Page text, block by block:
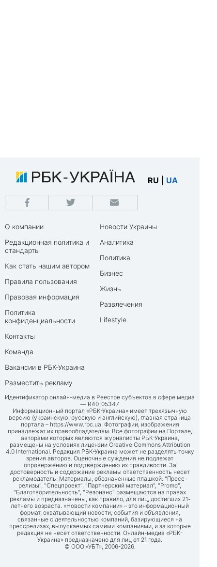
RU UA
О компании
Редакционная политика и
стандарты
Как стать нашим автором
Правила пользования
Правовая информация
Политика
конфиденциальности
Контакты
Команда
Вакансии в РБК-Украина
Разместить рекламу
Новости Украины
Аналитика
Политика
Бизнес
Жизнь
Развлечения
Lifestyle
Идентификатор онлайн-медиа в Реестре субъектов в сфере медиа
— R40-05347
Информационный портал «РБК-Украина» имеет трехязычную
версию (украинскую, русскую и английскую), главная страница
портала – https://www.rbc.ua. Фотографии, изображения
принадлежат их правообладателям. Все фотографии на Портале,
авторами которых являются журналисты РБК-Украина,
размещены на условиях лицензии Creative Commons Attribution
4.0 International. Редакция РБК-Украина может не разделять точку
зрения авторов. Оценочные суждения не подлежат
опровержению и подтверждению их правдивости. За
достоверность и содержание рекламы ответственность несет
рекламодатель. Материалы, обозначенные плашкой: "Пресс-
релизы", "Спецпроект", "Партнерский материал", "Promo",
"Благотворительность", "Резонанс" размещаются на правах
рекламы и предназначены, как правило, для лиц, достигших 21-
летнего возраста. «Новости компании» – это информационный
формат, охватывающий новости, события и объявления,
связанные с деятельностью компаний, базирующиеся на
прессрелизах, выпускаемых самими компаниями, и за которые
редакция не несет ответственности. Онлайн-медиа «РБК-
Украина» предназначено для лиц от 21 года.
© ООО «УБТ», 2006-2026.